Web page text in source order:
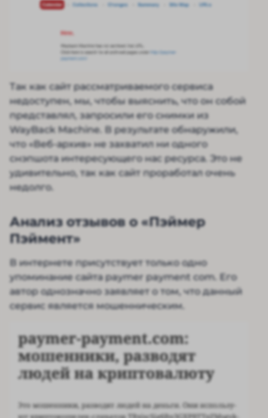
Так как сайт рассматриваемого сервиса
недоступен, мы, чтобы выяснить, что он собой
представлял, запросили его снимки из
WayBack Machine. В результате обнаружили,
что «Веб-архив» не захватил ни одного
снэпшота интересующего нас ресурса. Это не
удивительно, так как сайт проработал очень
недолго.
Анализ отзывов о «Пэймер
Пэймент»
В интернете присутствует только одно
упоминание сайта paymer payment com. Его
автор однозначно заявляет о том, что данный
сервис является мошенническим.